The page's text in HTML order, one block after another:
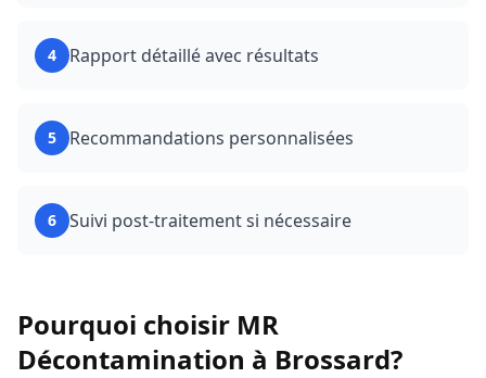
4 Rapport détaillé avec résultats
5 Recommandations personnalisées
6 Suivi post-traitement si nécessaire
Pourquoi choisir MR
Décontamination à Brossard?